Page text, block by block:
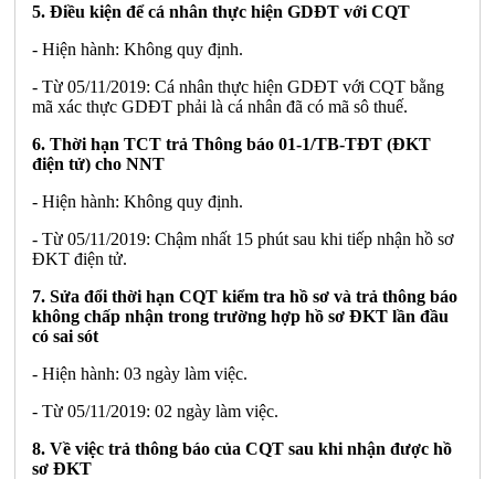
5. Điều kiện để cá nhân thực hiện GDĐT với CQT
- Hiện hành: Không quy định.
- Từ 05/11/2019: Cá nhân thực hiện GDĐT với CQT bằng
mã xác thực GDĐT phải là cá nhân đã có mã sô thuế.
6. Thời hạn TCT trả Thông báo 01-1/TB-TĐT (ĐKT
điện tử) cho NNT
- Hiện hành: Không quy định.
- Từ 05/11/2019: Chậm nhất 15 phút sau khi tiếp nhận hồ sơ
ĐKT điện tử.
7. Sửa đổi thời hạn CQT kiểm tra hồ sơ và trả thông báo
không chấp nhận trong trường hợp hồ sơ ĐKT lần đầu
có sai sót
- Hiện hành: 03 ngày làm việc.
- Từ 05/11/2019: 02 ngày làm việc.
8. Về việc trả thông báo của CQT sau khi nhận được hồ
sơ ĐKT